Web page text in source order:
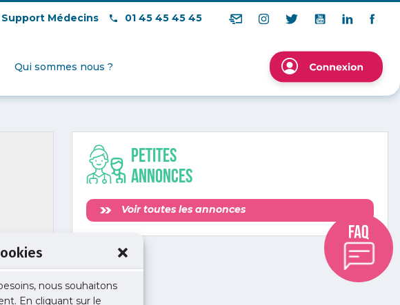
nous souhaitons
En cliquant sur le
Support Médecins 01 45 45 45 45
Qui sommes nous ?
Petites
annonces
Voir toutes les annonces